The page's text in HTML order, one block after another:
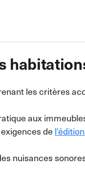
les critères
aux
de
nuisances